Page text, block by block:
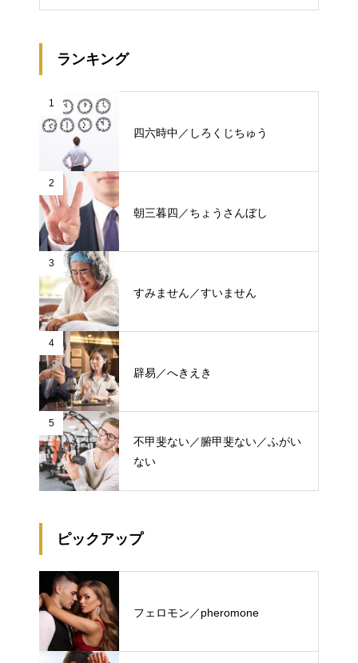
ランキング
1
四六時中／しろくじちゅう
2
朝三暮四／ちょうさんぼし
3
すみません／すいません
4
辟易／へきえき
5
不甲斐ない／腑甲斐ない／ふがい
ない
ピックアップ
フェロモン／pheromone